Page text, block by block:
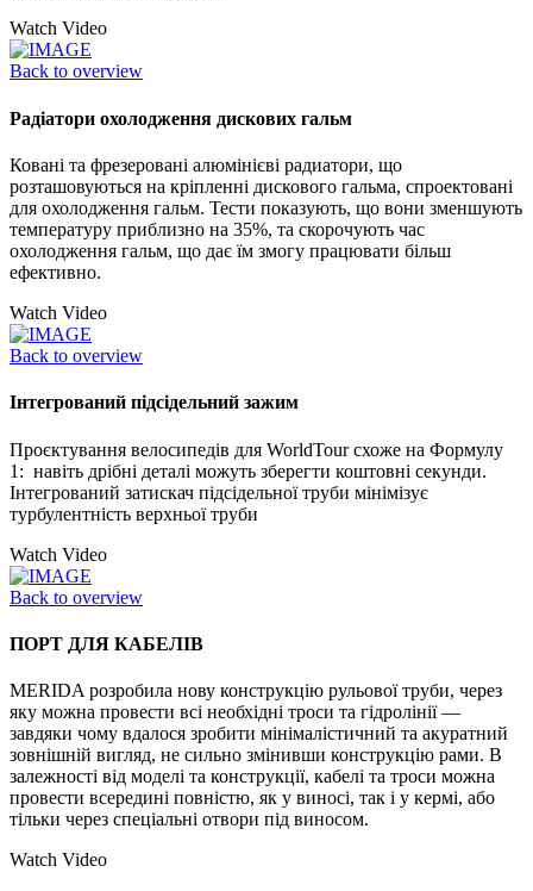
Watch Video
Back to overview
Радіатори охолодження дискових гальм
Ковані та фрезеровані алюмінієві радиатори, що
розташовуються на кріпленні дискового гальма, спроектовані
для охолодження гальм. Тести показують, що вони зменшують
температуру приблизно на 35%, та скорочують час
охолодження гальм, що дає їм змогу працювати більш
ефективно.
Watch Video
Back to overview
Інтегрований підсідельний зажим
Проєктування велосипедів для WorldTour схоже на Формулу
1: навіть дрібні деталі можуть зберегти коштовні секунди.
Інтегрований затискач підсідельної труби мінімізує
турбулентність верхньої труби
Watch Video
Back to overview
ПОРТ ДЛЯ КАБЕЛІВ
MERIDA розробила нову конструкцію рульової труби, через
яку можна провести всі необхідні троси та гідролінії —
завдяки чому вдалося зробити мінімалістичний та акуратний
зовнішній вигляд, не сильно змінивши конструкцію рами. В
залежності від моделі та конструкції, кабелі та троси можна
провести всередині повністю, як у виносі, так і у кермі, або
тільки через спеціальні отвори під виносом.
Watch Video